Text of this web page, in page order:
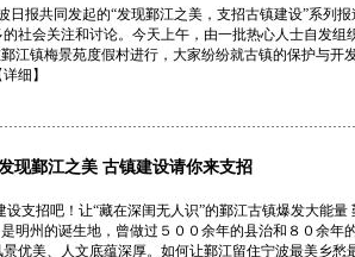
报共同发起的“发现鄞江之美，支招古镇建设”系列报
社会关注和讨论。今天上午，由一批热心人士自发组
江镇梅景苑度假村进行，大家纷纷就古镇的保护与开
细】
现鄞江之美 古镇建设请你来支招
设支招吧！让“藏在深闺无人识”的鄞江古镇爆发大能量
明州的诞生地，曾做过５００余年的县治和８０余年
优美、人文底蕴深厚。如何让鄞江留住宁波最美乡愁